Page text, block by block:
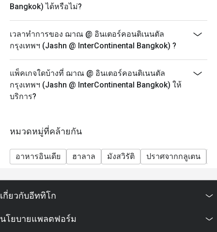
Bangkok) ได้หรือไม่?
เวลาทำการของ ฌาณ @ อินเตอร์คอนติเนนตัล
กรุงเทพฯ (Jashn @ InterContinental Bangkok) ?
แพ็คเกจใดบ้างที่ ฌาณ @ อินเตอร์คอนติเนนตัล
กรุงเทพฯ (Jashn @ InterContinental Bangkok) ให้
บริการ?
หมวดหมู่ที่คล้ายกัน
อาหารอินเดีย ฮาลาล มังสวิรัติ ปราศจากกลูเตน
เกี่ยวกับอีททิโก
นโยบายแพลตฟอร์ม